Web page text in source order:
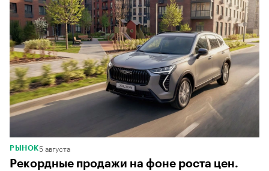
РЫНОК5 августа
Рекордные продажи на фоне роста цен.